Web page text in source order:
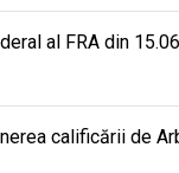
al FRA din
calificării de